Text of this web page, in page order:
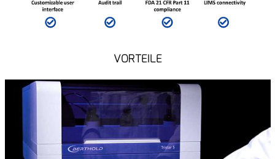
VORTEILE